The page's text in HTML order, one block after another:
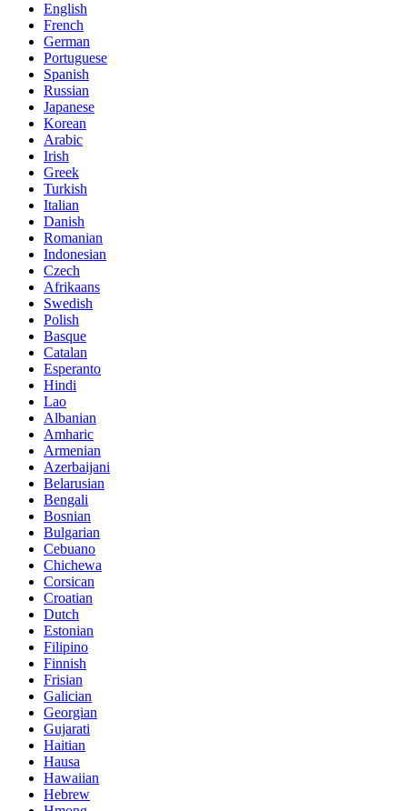
English
French
German
Portuguese
Spanish
Russian
Japanese
Korean
Arabic
Irish
Greek
Turkish
Italian
Danish
Romanian
Indonesian
Czech
Afrikaans
Swedish
Polish
Basque
Catalan
Esperanto
Hindi
Lao
Albanian
Amharic
Armenian
Azerbaijani
Belarusian
Bengali
Bosnian
Bulgarian
Cebuano
Chichewa
Corsican
Croatian
Dutch
Estonian
Filipino
Finnish
Frisian
Galician
Georgian
Gujarati
Haitian
Hausa
Hawaiian
Hebrew